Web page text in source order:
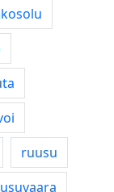
ruusu